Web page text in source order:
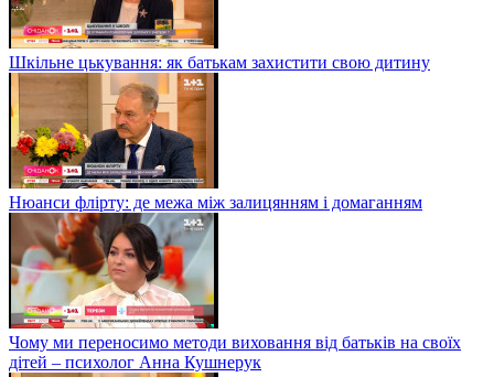
Шкільне цькування: як батькам захистити свою дитину
Нюанси флірту: де межа між залицянням і домаганням
Чому ми переносимо методи виховання від батьків на своїх
дітей – психолог Анна Кушнерук